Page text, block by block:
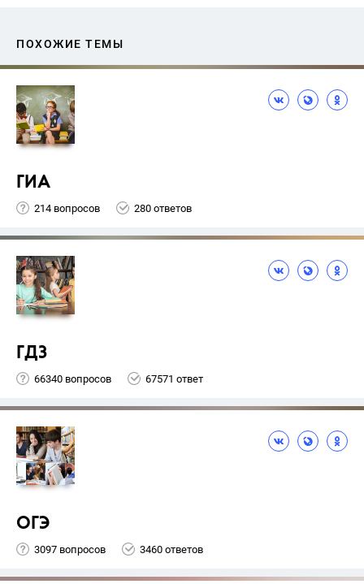
ПОХОЖИЕ ТЕМЫ
ГИА
214 вопросов 280 ответов
ГДЗ
66340 вопросов 67571 ответ
ОГЭ
3097 вопросов 3460 ответов